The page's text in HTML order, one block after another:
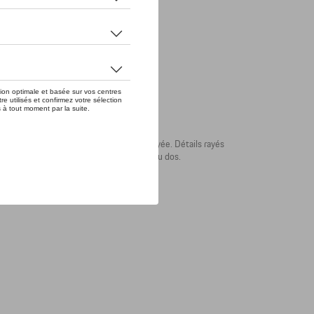
Poches zippées. Bande intérieure rayée. Détails rayés
sur le devant. Logo Porsche en 3D au dos.